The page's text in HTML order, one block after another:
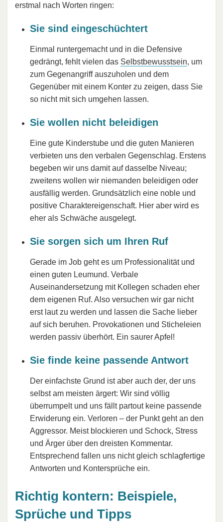
erstmal nach Worten ringen:
Sie sind eingeschüchtert
Einmal runtergemacht und in die Defensive
gedrängt, fehlt vielen das Selbstbewusstsein, um
zum Gegenangriff auszuholen und dem
Gegenüber mit einem Konter zu zeigen, dass Sie
so nicht mit sich umgehen lassen.
Sie wollen nicht beleidigen
Eine gute Kinderstube und die guten Manieren
verbieten uns den verbalen Gegenschlag. Erstens
begeben wir uns damit auf dasselbe Niveau;
zweitens wollen wir niemanden beleidigen oder
ausfällig werden. Grundsätzlich eine noble und
positive Charaktereigenschaft. Hier aber wird es
eher als Schwäche ausgelegt.
Sie sorgen sich um Ihren Ruf
Gerade im Job geht es um Professionalität und
einen guten Leumund. Verbale
Auseinandersetzung mit Kollegen schaden eher
dem eigenen Ruf. Also versuchen wir gar nicht
erst laut zu werden und lassen die Sache lieber
auf sich beruhen. Provokationen und Sticheleien
werden passiv überhört. Ein saurer Apfel!
Sie finde keine passende Antwort
Der einfachste Grund ist aber auch der, der uns
selbst am meisten ärgert: Wir sind völlig
überrumpelt und uns fällt partout keine passende
Erwiderung ein. Verloren – der Punkt geht an den
Aggressor. Meist blockieren und Schock, Stress
und Ärger über den dreisten Kommentar.
Entsprechend fallen uns nicht gleich schlagfertige
Antworten und Kontersprüche ein.
Richtig kontern: Beispiele,
Sprüche und Tipps